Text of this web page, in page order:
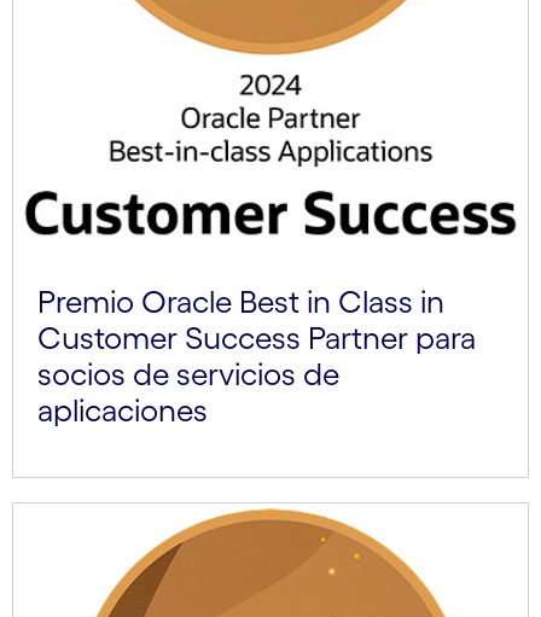
Premio Oracle Best in Class in
Customer Success Partner para
socios de servicios de
aplicaciones